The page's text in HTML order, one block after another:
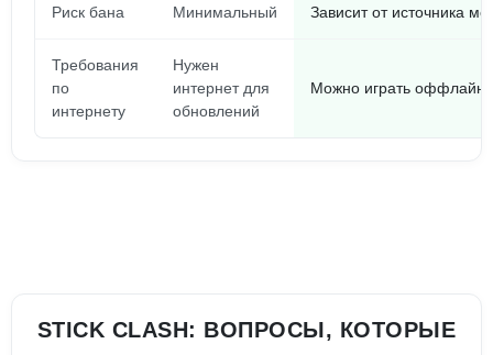
Риск бана Минимальный Зависит от источника
Требования
по
интернету
Нужен
интернет для
обновлений
Можно играть оффлайн
STICK CLASH: ВОПРОСЫ, КОТОРЫЕ